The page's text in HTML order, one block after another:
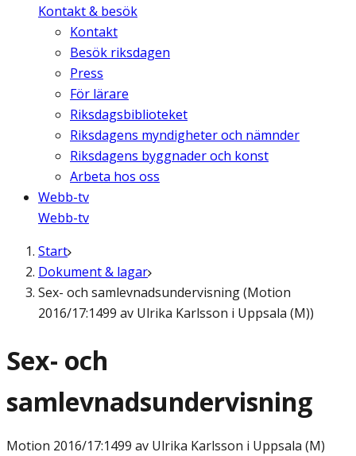
Kontakt & besök
Kontakt
Besök riksdagen
Press
För lärare
Riksdagsbiblioteket
Riksdagens myndigheter och nämnder
Riksdagens byggnader och konst
Arbeta hos oss
Webb-tv
Webb-tv
Start
Dokument & lagar
Sex- och samlevnadsundervisning (Motion
2016/17:1499 av Ulrika Karlsson i Uppsala (M))
Sex- och
samlevnadsundervisning
Motion 2016/17:1499 av Ulrika Karlsson i Uppsala (M)